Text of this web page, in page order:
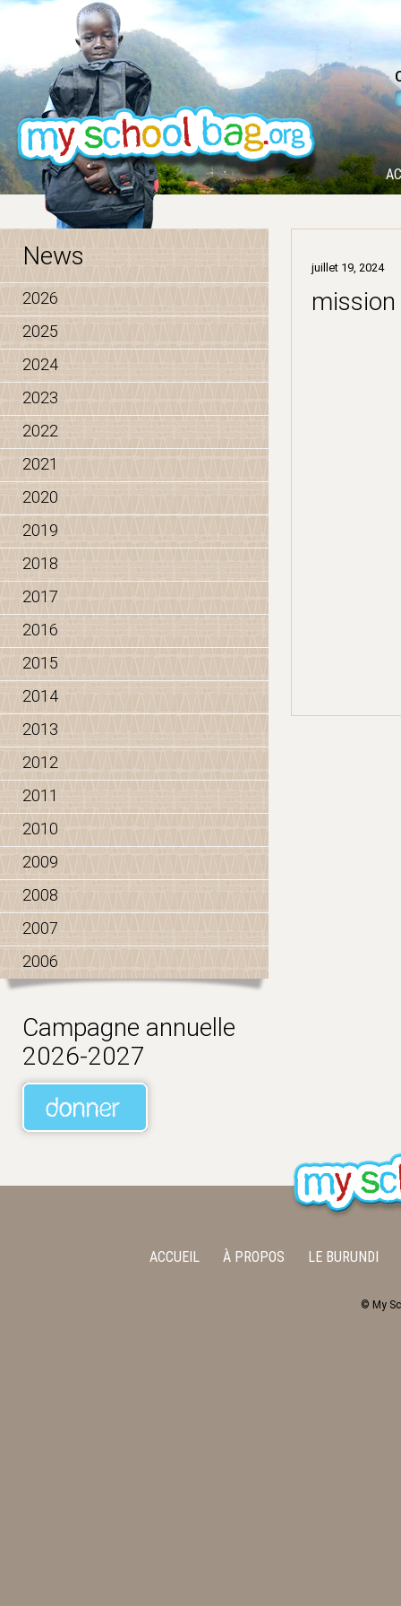
News
2026
2025
2024
2023
2022
2021
2020
2019
2018
2017
2016
2015
2014
2013
2012
2011
2010
2009
2008
2007
2006
Campagne annuelle
2026-2027
juillet 19, 2024
ACCUEIL À PROPOS LE BURUNDI
© My